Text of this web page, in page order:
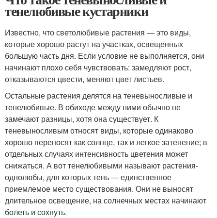
тенелюбивые кустарники
Известно, что светолюбивые растения — это виды,
которые хорошо растут на участках, освещенных
большую часть дня. Если условие не выполняется, они
начинают плохо себя чувствовать: замедляют рост,
отказываются цвести, меняют цвет листьев.
Остальные растения делятся на теневыносливые и
тенелюбивые. В обиходе между ними обычно не
замечают разницы, хотя она существует. К
теневыносливым относят виды, которые одинаково
хорошо переносят как солнце, так и легкое затенение; в
отдельных случаях интенсивность цветения может
снижаться. А вот тенелюбивыми называют растения-
однолюбы, для которых тень — единственное
приемлемое место существования. Они не выносят
длительное освещение, на солнечных местах начинают
болеть и сохнуть.